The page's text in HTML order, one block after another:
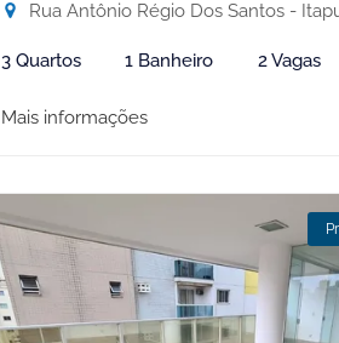
Rua Antônio Régio Dos Santos -
3 Quartos 1 Banheiro 2 Vagas
Mais informações